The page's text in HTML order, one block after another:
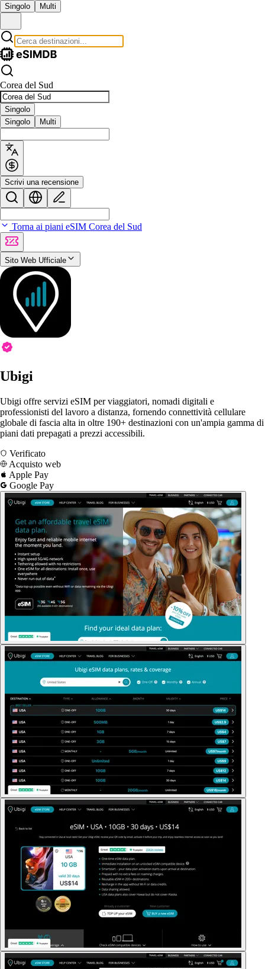
Singolo Multi
Corea del Sud
Singolo
Singolo
Multi
Scrivi una recensione
Torna ai piani eSIM Corea del Sud
Sito Web Ufficiale
Ubigi
Ubigi offre servizi eSIM per viaggiatori, nomadi digitali e
professionisti del lavoro a distanza, fornendo connettività cellulare
globale di fascia alta in oltre 190+ destinazioni con un'ampia gamma di
piani dati prepagati a prezzi accessibili.
Verificato
Acquisto web
Apple Pay
Google Pay